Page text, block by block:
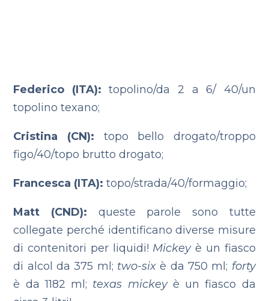
Federico (ITA): topolino/da 2 a 6/ 40/un
topolino texano;
Cristina (CN): topo bello drogato/troppo
figo/40/topo brutto drogato;
Francesca (ITA): topo/strada/40/formaggio;
Matt (CND): queste parole sono tutte
collegate perché identificano diverse misure
di contenitori per liquidi! Mickeyè un fiasco
di alcol da 375 ml; two-six è da 750 ml; forty
è da 1182 ml; texas mickeyè un fiasco da